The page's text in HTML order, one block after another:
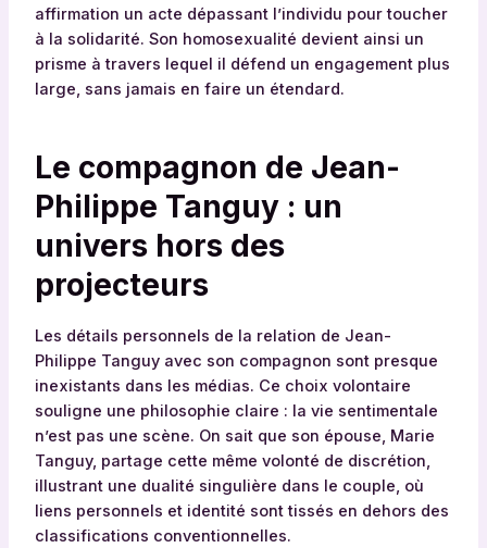
affirmation un acte dépassant l’individu pour toucher
à la solidarité. Son homosexualité devient ainsi un
prisme à travers lequel il défend un engagement plus
large, sans jamais en faire un étendard.
Le compagnon de Jean-
Philippe Tanguy : un
univers hors des
projecteurs
Les détails personnels de la relation de Jean-
Philippe Tanguy avec son compagnon sont presque
inexistants dans les médias. Ce choix volontaire
souligne une philosophie claire : la vie sentimentale
n’est pas une scène. On sait que son épouse, Marie
Tanguy, partage cette même volonté de discrétion,
illustrant une dualité singulière dans le couple, où
liens personnels et identité sont tissés en dehors des
classifications conventionnelles.